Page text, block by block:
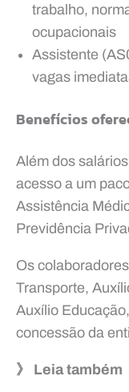
trabalho,
ocupacionais
Assistente
vagas
Benefícios
Além dos
acesso a um
Assistência
Previdência
Os
Transporte,
Auxílio
concessão da
》 Leia também